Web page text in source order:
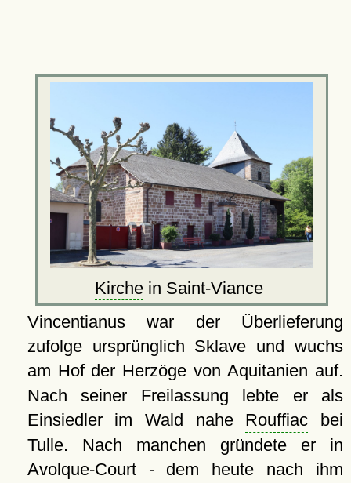
Kirche in Saint-Viance
Vincentianus war der Überlieferung
zufolge ursprünglich Sklave und wuchs
am Hof ​​der Herzöge vonAquitanien auf.
Nach seiner Freilassung lebte er als
Einsiedler im Wald nahe Rouffiac bei
Tulle. Nach manchen gründete er in
Avolque-Court - dem heute nach ihm